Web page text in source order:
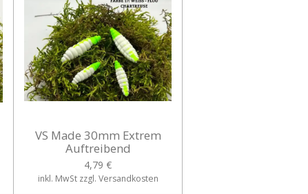
VS Made 30mm Extrem
Auftreibend
4,79 €
inkl. MwSt zzgl. Versandkosten